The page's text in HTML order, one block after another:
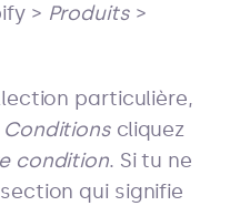
> Produits>
particulière,
Conditionscliquez
condition. Si tu ne
section qui signifie